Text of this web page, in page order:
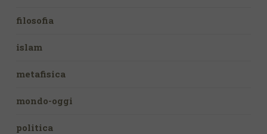
filosofia
islam
metafisica
mondo-oggi
politica